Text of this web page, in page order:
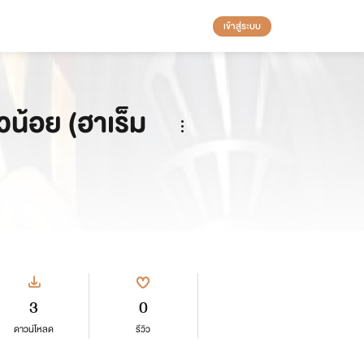
เข้าสู่ระบบ
อย (ฮาเร็ม
3
ดาวน์โหลด
0
รีวิว